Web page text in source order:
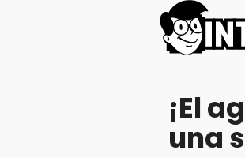
¡El
una